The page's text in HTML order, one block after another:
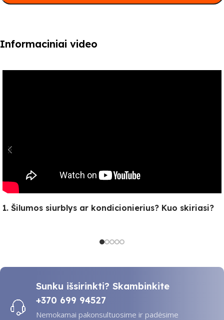
Informaciniai video
1. Šilumos siurblys ar kondicionierius? Kuo skiriasi?
Sunku išsirinkti? Skambinkite
+370 699 94527
Nemokamai pakonsultuosime ir padėsime